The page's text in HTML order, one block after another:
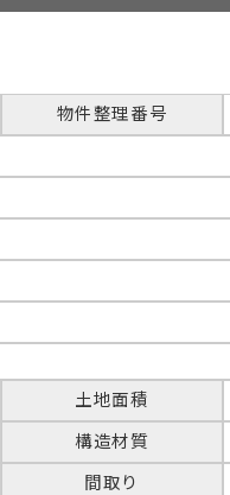
物件整理番号
土地面積
構造材質
間取り